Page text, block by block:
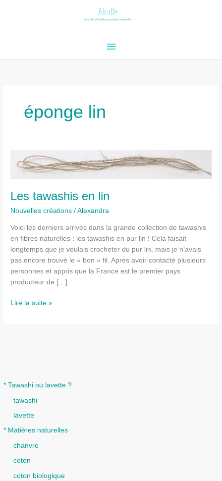
Menu
* Tawashi ou lavette ?
tawashi
lavette
* Matières naturelles
chanvre
coton
coton biologique
éponge lin
Les tawashis en lin
Nouvelles créations /Alexandra
Voici les derniers arrivés dans la grande collection de tawashis
en fibres naturelles : les tawashis en pur lin ! Cela faisait
longtemps que je voulais crocheter du pur lin, mais je n’avais
pas encore trouvé le « bon » fil. Après avoir contacté plusieurs
personnes et appris que la France est le premier pays
producteur de […]
Les
Lire la suite »